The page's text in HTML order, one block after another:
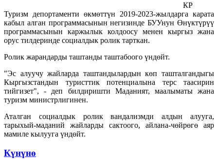
КР
Туризм депортаменти өкмөттүн 2019-2023-жылдарга карата
кабыл алган программасынын негизинде БУУнун Өнүктүрүү
программасынын каржылык колдоосу менен кыргыз жана
орус тилдеринде социалдык ролик тарткан.
Ролик жарандарды таштанды таштабоого үндөйт.
"Эс алуучу жайларда таштандылардын көп ташталгандыгы
Кыргызстандын туристтик потенциалына терс таасирин
тийгизет", - деп билдиришти Маданият, маалыматы жана
туризм министрлигинен.
Аталган социалдык ролик вандализмди алдын алууга,
тарыхый-маданий жайларды сактоого, айлана-чөйрөгө аяр
мамиле кылууга үндөйт.
Күнүнө